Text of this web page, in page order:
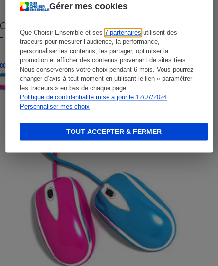
Gérer mes cookies
Que Choisir Ensemble et ses7 partenaires utilisent des
traceurs pour mesurer l’audience, la performance,
personnaliser les contenus, les partager, optimiser la
promotion et afficher des contenus provenant de sites tiers.
Nous conserverons votre choix pendant 6 mois. Vous pourrez
changer d’avis à tout moment en utilisant le lien « paramétrer
les traceurs » en bas de chaque page.
Politique de confidentialité mise à jour le 12/07/2024
Personnaliser mes choix
TOUT ACCEPTER & FERMER
Cafetière à capsules zéro déchet CoffeeB (vidéo)
- Premières impressions
CONSEILS